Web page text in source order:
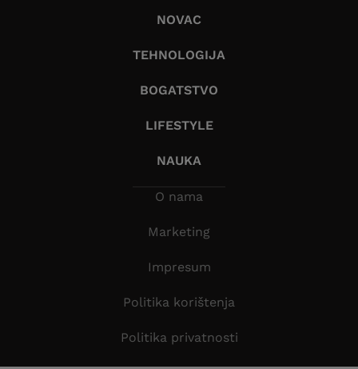
NOVAC
TEHNOLOGIJA
BOGATSTVO
LIFESTYLE
NAUKA
O nama
Marketing
Impresum
Politika korištenja
Politika privatnosti